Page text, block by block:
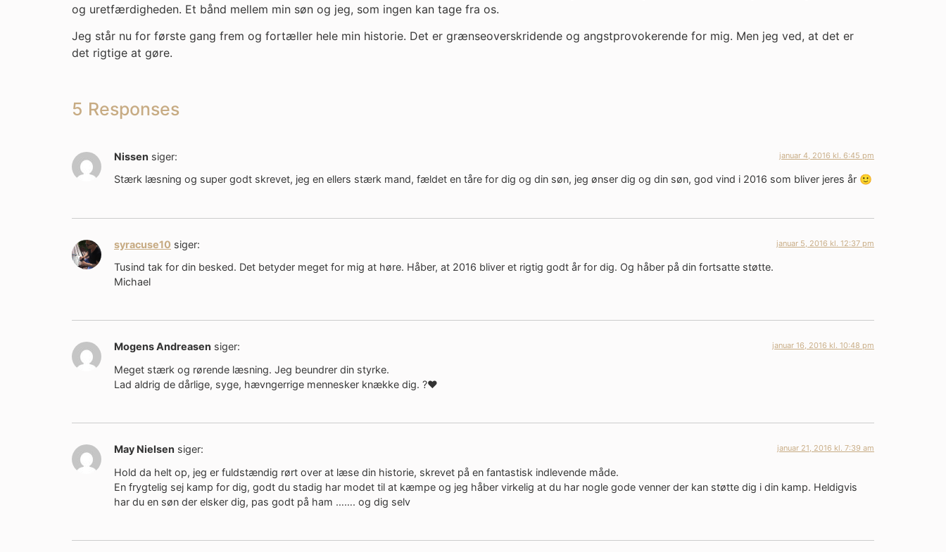
og uretfærdigheden. Et bånd mellem min søn og jeg, som ingen kan tage fra os.
Jeg står nu for første gang frem og fortæller hele min historie. Det er grænseoverskridende og angstprovokerende for mig. Men jeg ved, at det er
det rigtige at gøre.
5 Responses
Nissen siger: januar 4, 2016 kl. 6:45 pm
Stærk læsning og super godt skrevet, jeg en ellers stærk mand, fældet en tåre for dig og din søn, jeg ønser dig og din søn, god vind i 2016 som bliver jeres år 🙂
syracuse10 siger: januar 5, 2016 kl. 12:37 pm
Tusind tak for din besked. Det betyder meget for mig at høre. Håber, at 2016 bliver et rigtig godt år for dig. Og håber på din fortsatte støtte.
Michael
Mogens Andreasen siger: januar 16, 2016 kl. 10:48 pm
Meget stærk og rørende læsning. Jeg beundrer din styrke.
Lad aldrig de dårlige, syge, hævngerrige mennesker knække dig. ?❤️
May Nielsen siger: januar 21, 2016 kl. 7:39 am
Hold da helt op, jeg er fuldstændig rørt over at læse din historie, skrevet på en fantastisk indlevende måde.
En frygtelig sej kamp for dig, godt du stadig har modet til at kæmpe og jeg håber virkelig at du har nogle gode venner der kan støtte dig i din kamp. Heldigvis
har du en søn der elsker dig, pas godt på ham ……. og dig selv